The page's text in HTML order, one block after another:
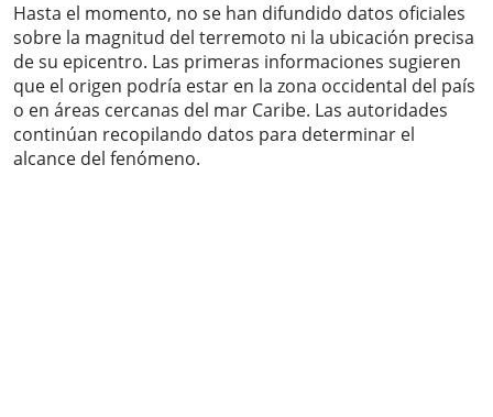
Hasta el momento, no se han difundido datos oficiales
sobre la magnitud del terremoto ni la ubicación precisa
de su epicentro. Las primeras informaciones sugieren
que el origen podría estar en la zona occidental del país
o en áreas cercanas del mar Caribe. Las autoridades
continúan recopilando datos para determinar el
alcance del fenómeno.